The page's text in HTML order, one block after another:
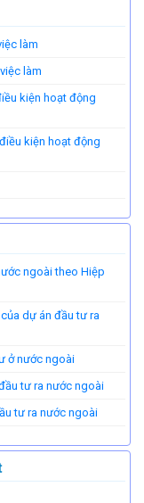
làm
làm
kiện hoạt động
kiện hoạt động
ngoài theo Hiệp
dự án đầu tư ra
ở nước ngoài
tư ra nước ngoài
tư ra nước ngoài